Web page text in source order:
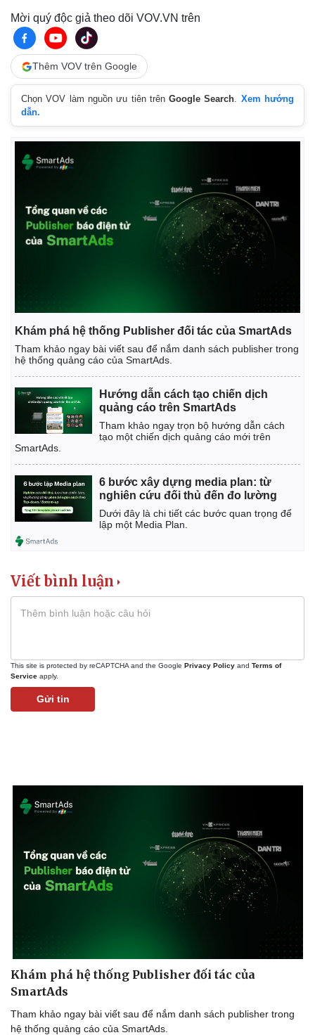
Pháp luật
Tư vấn luật
Việt Nam
Phân tích
Thể thao
Bóng đá
Lịch thi đấu bóng đá
Ô tô - Xe máy
Mời quý độc giả theo dõi VOV.VN trên
Thêm VOV trên Google
Chọn VOV làm nguồn ưu tiên trênGoogle Search. Xem hướng
dẫn.
Khám phá hệ thống Publisher đối tác của SmartAds
Tham khảo ngay bài viết sau để nắm danh sách publisher trong
hệ thống quảng cáo của SmartAds.
Hướng dẫn cách tạo chiến dịch
quảng cáo trên SmartAds
Tham khảo ngay trọn bộ hướng dẫn cách
tạo một chiến dịch quảng cáo mới trên
SmartAds.
6 bước xây dựng media plan: từ
nghiên cứu đối thủ đến đo lường
Dưới đây là chi tiết các bước quan trọng để
lập một Media Plan.
Viết bình luận
This site is protected by reCAPTCHA and the Google Privacy Policy and Terms of
Service apply.
Gửi tin
Khám phá hệ thống Publisher đối tác của
SmartAds
Tham khảo ngay bài viết sau để nắm danh sách publisher trong
hệ thống quảng cáo của SmartAds.